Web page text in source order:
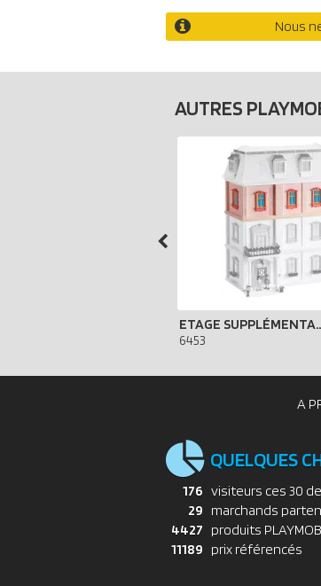
Nous
AUTRES
ETAGE
6453
A
QUELQUES
176 visiteurs ces 30
29 marchands
4427 produits
11189 prix référencés